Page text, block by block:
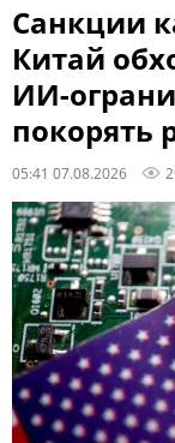
Санкции
Китай
ИИ-
покорять
05:41 07.08.2026